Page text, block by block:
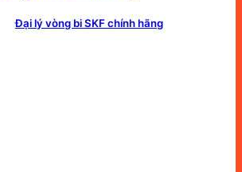
Đại lý vòng bi SKF chính hãng